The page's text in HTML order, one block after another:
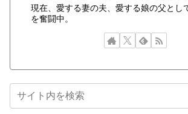
現在、愛する妻の夫、愛する娘の父とし
を奮闘中。